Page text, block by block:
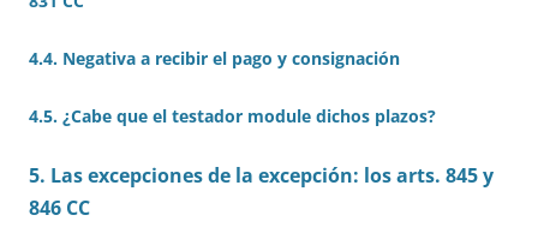
4.4. Negativa a recibir el pago y consignación
4.5. ¿Cabe que el testador module dichos plazos?
5. Las excepciones de la excepción: los arts. 845 y
846 CC